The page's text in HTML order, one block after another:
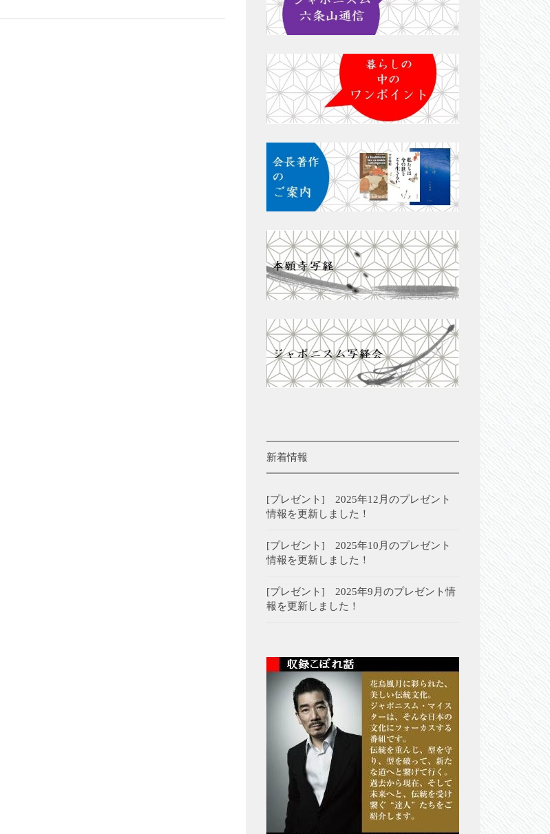
新着情報
[プレゼント] 2025年12月のプレゼント
情報を更新しました！
[プレゼント] 2025年10月のプレゼント
情報を更新しました！
[プレゼント] 2025年9月のプレゼント情
報を更新しました！